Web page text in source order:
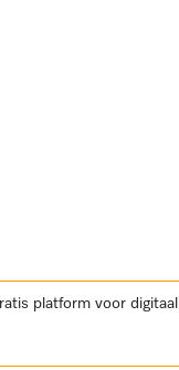
platform voor